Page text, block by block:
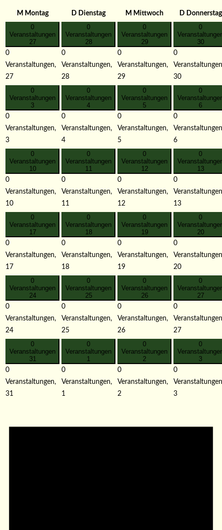
M Montag D Dienstag M Mittwoch D Donnerstag
0
Veranstaltungen
27
0
Veranstaltungen,
27
0
Veranstaltungen
28
0
Veranstaltungen,
28
0
Veranstaltungen
29
0
Veranstaltungen,
29
0
30
0
30
0
Veranstaltungen
3
0
Veranstaltungen,
3
0
Veranstaltungen
4
0
Veranstaltungen,
4
0
Veranstaltungen
5
0
Veranstaltungen,
5
0
6
0
6
0
Veranstaltungen
10
0
Veranstaltungen,
10
0
Veranstaltungen
11
0
Veranstaltungen,
11
0
Veranstaltungen
12
0
Veranstaltungen,
12
0
13
0
13
0
Veranstaltungen
17
0
Veranstaltungen,
17
0
Veranstaltungen
18
0
Veranstaltungen,
18
0
Veranstaltungen
19
0
Veranstaltungen,
19
0
20
0
20
0
Veranstaltungen
24
0
Veranstaltungen,
24
0
Veranstaltungen
25
0
Veranstaltungen,
25
0
Veranstaltungen
26
0
Veranstaltungen,
26
0
27
0
27
0
Veranstaltungen
31
0
Veranstaltungen,
31
0
Veranstaltungen
1
0
Veranstaltungen,
1
0
Veranstaltungen
2
0
Veranstaltungen,
2
0
3
0
3